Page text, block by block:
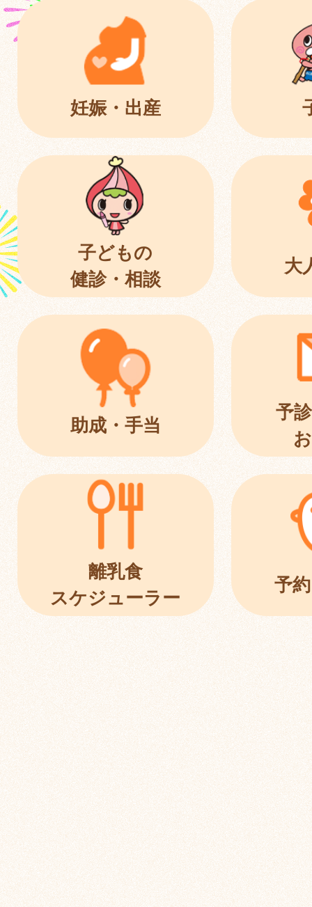
妊娠・出産
子どもの
健診・相談
大
助成・手当
予
離乳食
スケジューラー
予